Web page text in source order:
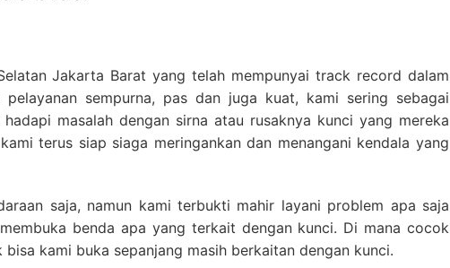
Jakarta Barat yang telah mempunyai track record dalam
pelayanan sempurna, pas dan juga kuat, kami sering sebagai
masalah dengan sirna atau rusaknya kunci yang mereka
terus siap siaga meringankan dan menangani kendala yang
saja, namun kami terbukti mahir layani problem apa saja
benda apa yang terkait dengan kunci. Di mana cocok
kami buka sepanjang masih berkaitan dengan kunci.